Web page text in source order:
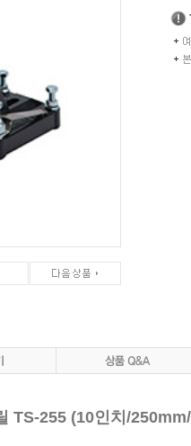
TS-255 (10인치/